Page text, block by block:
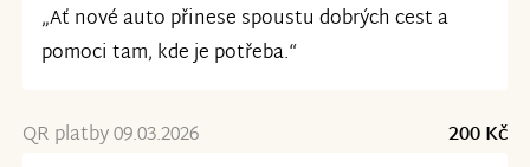
„Ať nové auto přinese spoustu dobrých cest a
pomoci tam, kde je potřeba.“
QR platby 09.03.2026
200 Kč